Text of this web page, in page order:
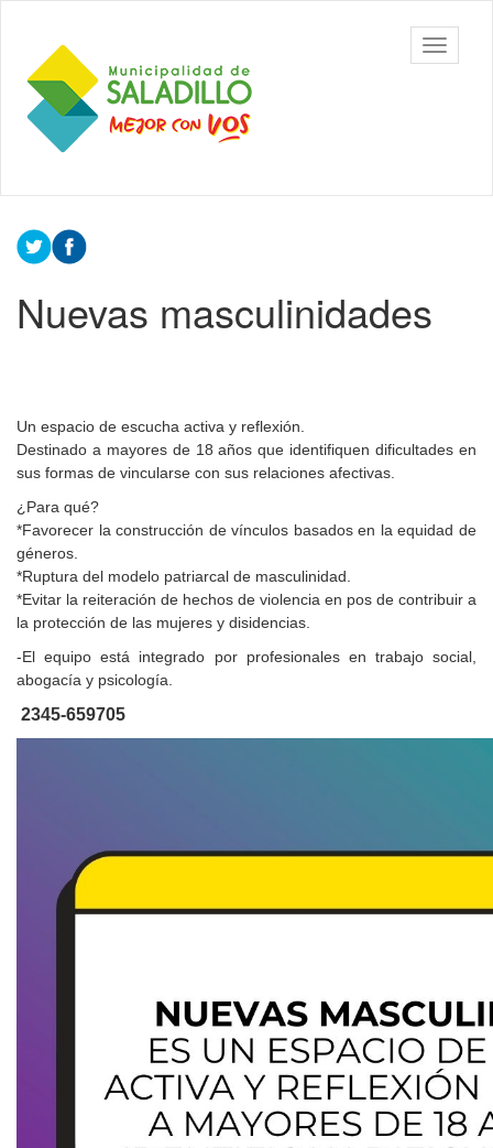
contenido
principal
Municipalidad
de Saladillo
barra
Contenido
principal
Nuevas masculinidades
Un espacio de escucha activa y reflexión.
Destinado a mayores de 18 años que identifiquen dificultades en
sus formas de vincularse con sus relaciones afectivas.
¿Para qué?
*Favorecer la construcción de vínculos basados en la equidad de
géneros.
*Ruptura del modelo patriarcal de masculinidad.
*Evitar la reiteración de hechos de violencia en pos de contribuir a
la protección de las mujeres y disidencias.
-El equipo está integrado por profesionales en trabajo social,
abogacía y psicología.
2345-659705